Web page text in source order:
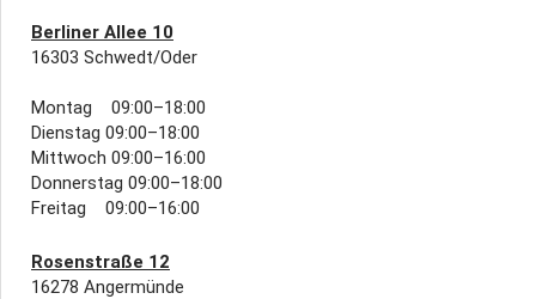
Berliner Allee 10
16303 Schwedt/Oder
Montag 09:00–18:00
Dienstag 09:00–18:00
Mittwoch 09:00–16:00
Donnerstag 09:00–18:00
Freitag 09:00–16:00
Rosenstraße 12
16278 Angermünde